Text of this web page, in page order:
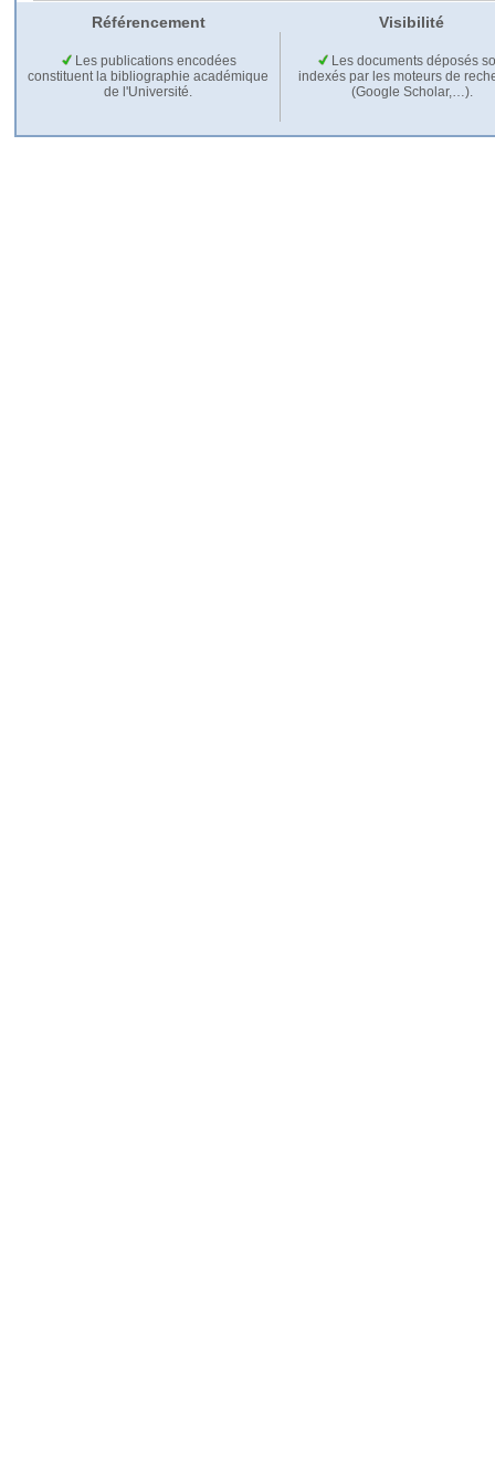
Référencement Visibilité
Les publications encodées
constituent la bibliographie académique
de l'Université.
Les documents déposés
indexés par les moteurs de
(Google Scholar,…).